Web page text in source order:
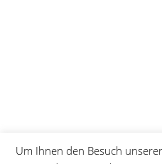
Um Ihnen den Besuch